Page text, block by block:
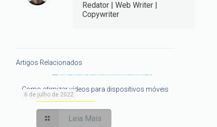
Redator | Web Writer |
Copywriter
Artigos Relacionados
6 de julho de 2022
Como otimizar vídeos para dispositivos móveis
Leia Mais